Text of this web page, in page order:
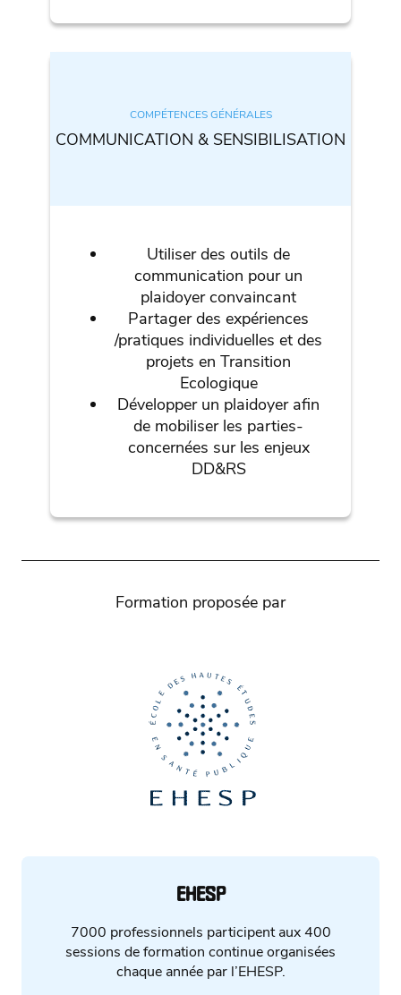
COMPÉTENCES GÉNÉRALES
COMMUNICATION & SENSIBILISATION
Utiliser des outils de
communication pour un
plaidoyer convaincant
Partager des expériences
/pratiques individuelles et des
projets en Transition
Ecologique
Développer un plaidoyer afin
de mobiliser les parties-
concernées sur les enjeux
DD&RS
Formation proposée par
EHESP
7000 professionnels participent aux 400
sessions de formation continue organisées
chaque année par l’EHESP.